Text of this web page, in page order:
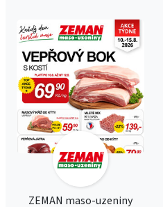
ZEMAN maso-uzeniny